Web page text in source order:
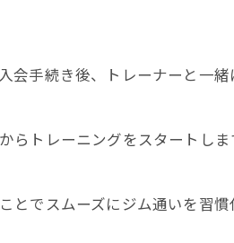
会手続き後、トレーナーと一緒
トレーニングをスタートしま
とでスムーズにジム通いを習慣